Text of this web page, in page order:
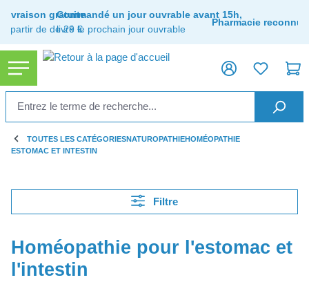
principal
Livraison gratuite
à partir de de 29 €
Commandé un jour ouvrable avant 15h,
livré le prochain jour ouvrable
Pharmacie reconnue
TOUTES LES CATÉGORIESNATUROPATHIEHOMÉOPATHIE
ESTOMAC ET INTESTIN
Filtre
Homéopathie pour l'estomac et
l'intestin